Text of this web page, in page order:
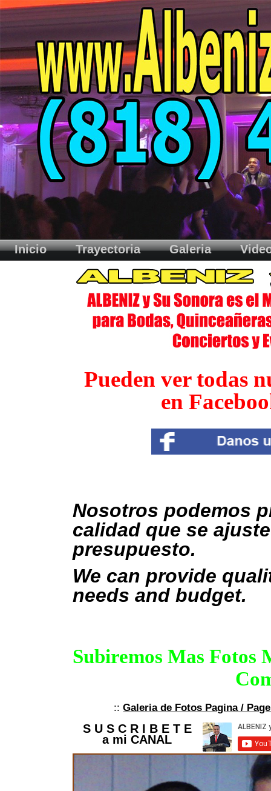
Inicio Trayectoria Galeria
Pueden ver todas
en
Nosotros podemos
calidad que se
presupuesto.
We can provide
needs and budget.
Subiremos Mas
::Galeria de Fotos Pagina /
S U S C R I B E T E
a mi CANAL